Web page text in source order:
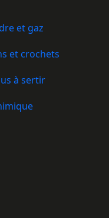
et gaz
et crochets
à sertir